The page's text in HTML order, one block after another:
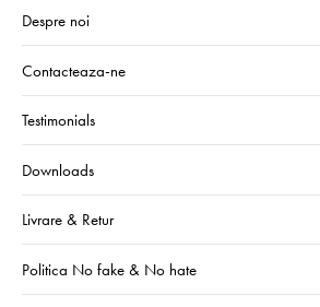
Despre noi
Contacteaza-ne
Testimonials
Downloads
Livrare & Retur
Politica No fake & No hate